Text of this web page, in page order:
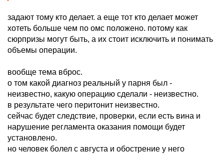
задают тому кто делает. а еще тот кто делает может
хотеть больше чем по омс положено. потому как
сюрпризы могут быть, а их стоит исключить и понимать
объемы операции.
вообще тема вброс.
о том какой диагноз реальный у парня был -
неизвестно, какую операцию сделали - неизвестно.
в результате чего перитонит неизвестно.
сейчас будет следствие, проверки, если есть вина и
нарушение регламента оказания помощи будет
установлено.
но человек болел с августа и обострение у него